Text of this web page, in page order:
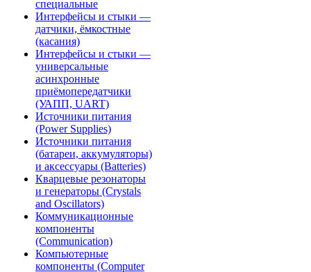
специальные
Интерфейсы и стыки —
датчики, ёмкостные
(касания)
Интерфейсы и стыки —
универсальные
асинхронные
приёмопередатчики
(УАПП, UART)
Источники питания
(Power Supplies)
Источники питания
(батареи, аккумуляторы)
и аксессуары (Batteries)
Кварцевые резонаторы
и генераторы (Crystals
and Oscillators)
Коммуникационные
компоненты
(Communication)
Компьютерные
компоненты (Computer